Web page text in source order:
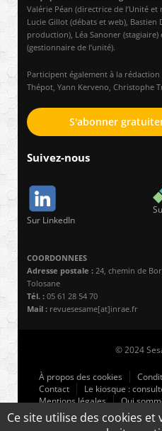
Valérie Péan (directrice de l’Unité
Lucie Gillot (débats et web), Bastien
production), Léa Sanoner
(gestionnaire de l’unité).
Participent également à la
Thépot, Yann Kerveno, Christophe
S'abonner
Suivez-nous
Sur LinkedIn
COORDONNEES
Adresse postale : 24, chemin de
Tolosane
Tél. : 05 61 28 54 70
Mail : revuesesame[at]inrae.fr
© 2024
À propos des cookies
Contact
Le kiosque :
Mentions légales
Qui
Ce site utilise des cookies